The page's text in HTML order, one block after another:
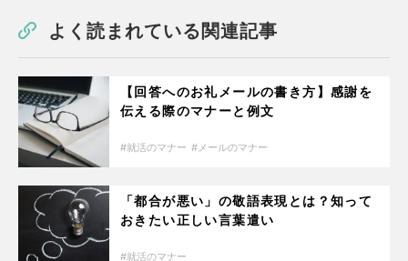
よく読まれている関連記事
【回答へのお礼メールの書き方】感謝を
伝える際のマナーと例文
就活のマナー メールのマナー
「都合が悪い」の敬語表現とは？知って
おきたい正しい言葉遣い
就活のマナー